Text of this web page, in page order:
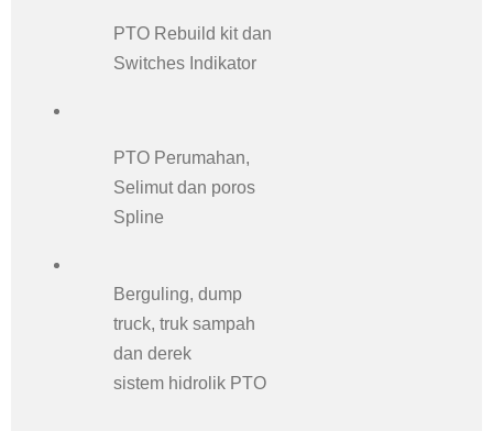
PTO Rebuild kit dan
Switches Indikator
PTO Perumahan,
Selimut dan poros
Spline
Berguling, dump
truck, truk sampah
dan derek
sistem hidrolik PTO